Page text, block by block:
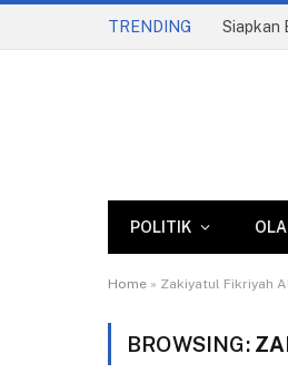
TRENDING
POLITIK
Home » Zakiyatul Fikriyah
BROWSING: